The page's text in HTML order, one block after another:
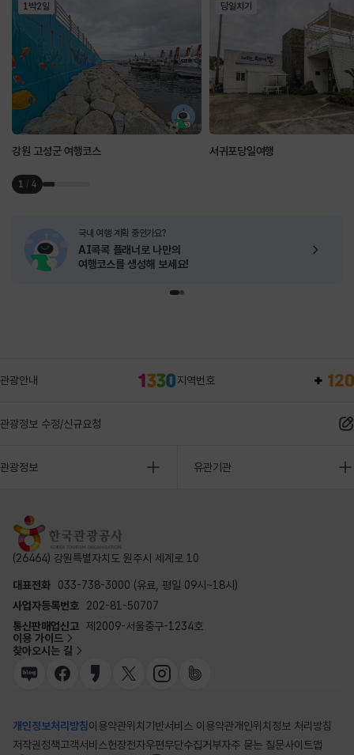
1박2일
강원 고성군 여행코스
당일치기
서귀포당일여행
1 / 4
국내 여행 계획 중인가요?
AI콕콕 플래너로 나만의
여행코스를 생성해 보세요!
관광안내 지역번호
관광정보 수정/신규요청
관광정보 유관기관
(26464) 강원특별자치도 원주시 세계로 10
대표전화
033-738-3000 (유료, 평일 09시~18시)
사업자등록번호
202-81-50707
통신판매업신고 제2009-서울중구-1234호
이용 가이드
찾아오시는 길
개인정보처리방침이용약관위치기반서비스 이용약관개인위치정보 처리방침
저작권정책고객서비스헌장전자우편무단수집거부자주 묻는 질문사이트맵